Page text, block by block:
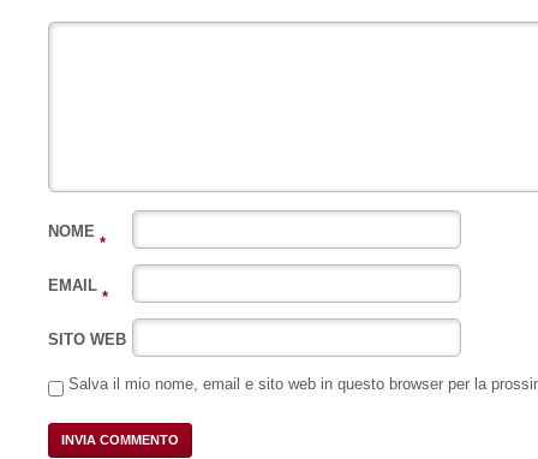
NOME
*
EMAIL
*
SITO WEB
Salva il mio nome, email e sito web in questo browser per la